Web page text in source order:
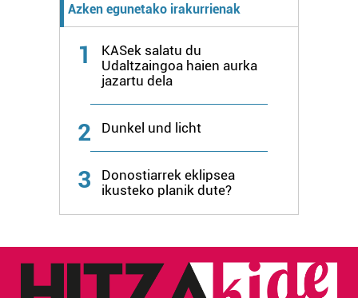
Azken egunetako irakurrienak
1
KASek salatu du
Udaltzaingoa haien aurka
jazartu dela
2 Dunkel und licht
3
Donostiarrek eklipsea
ikusteko planik dute?